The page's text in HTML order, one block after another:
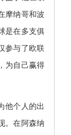
摩纳哥和波
是在多支俱
参与了欧联
为自己赢得
他个人的出
。在阿森纳